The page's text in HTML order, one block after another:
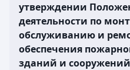
утверждении
деятельности по
обслуживанию и
обеспечения
зданий и